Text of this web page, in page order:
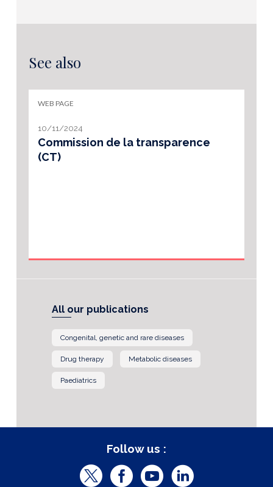
See also
WEB PAGE
10/11/2024
Commission de la transparence
(CT)
All our publications
Congenital, genetic and rare diseases
Drug therapy Metabolic diseases
Paediatrics
Follow us :
T
F
Y
L